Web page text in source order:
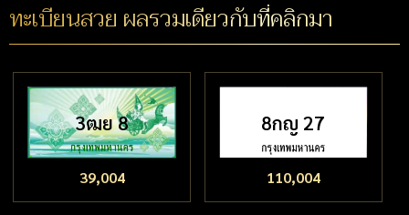
ทะเบียนสวย ผลรวมเดียวกับที่คลิกมา
3ฒย 8
39,004
8กญ 27
110,004